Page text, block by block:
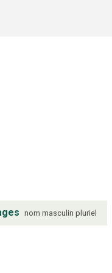
nom masculin pluriel